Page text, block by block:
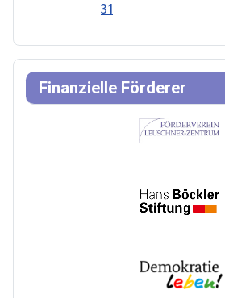
31
Finanzielle Förderer